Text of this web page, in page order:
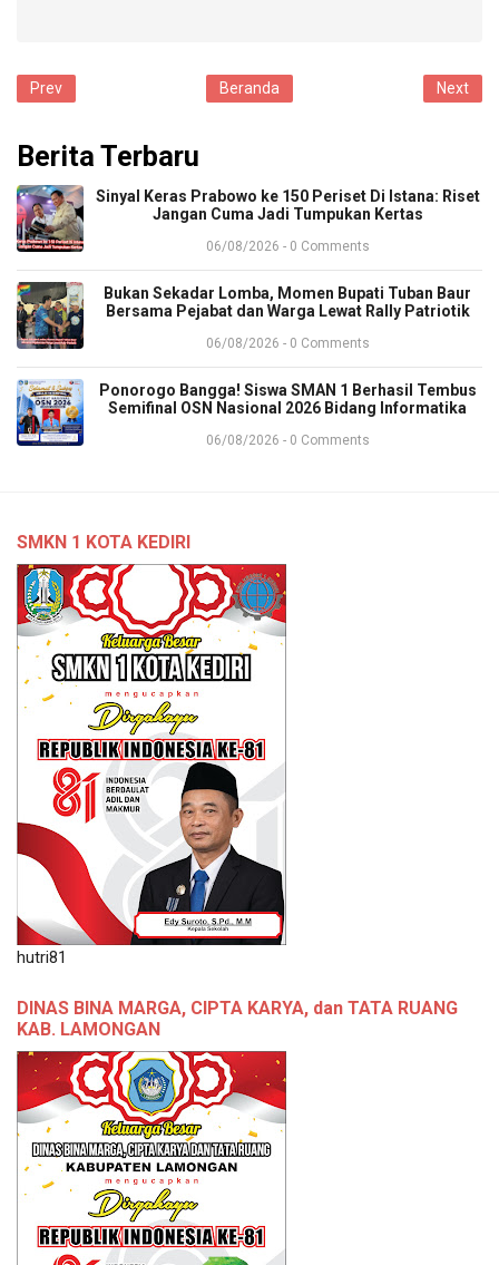
Prev Next
Beranda
Berita Terbaru
Sinyal Keras Prabowo ke 150 Periset Di Istana: Riset
Jangan Cuma Jadi Tumpukan Kertas
06/08/2026 - 0 Comments
Bukan Sekadar Lomba, Momen Bupati Tuban Baur
Bersama Pejabat dan Warga Lewat Rally Patriotik
06/08/2026 - 0 Comments
Ponorogo Bangga! Siswa SMAN 1 Berhasil Tembus
Semifinal OSN Nasional 2026 Bidang Informatika
06/08/2026 - 0 Comments
SMKN 1 KOTA KEDIRI
hutri81
DINAS BINA MARGA, CIPTA KARYA, dan TATA RUANG
KAB. LAMONGAN